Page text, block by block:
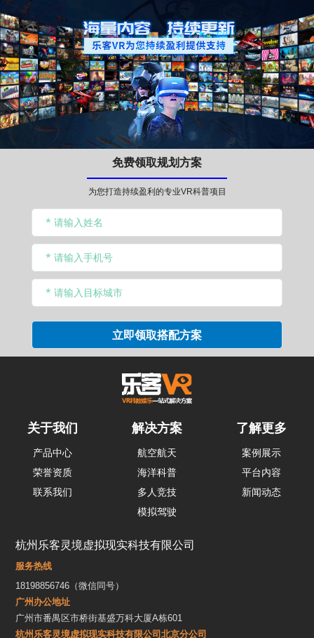
免费领取规划方案
为您打造持续盈利的专业VR科普项目
关于我们
产品中心
荣誉资质
联系我们
解决方案
航空航天
海洋科普
多人竞技
模拟驾驶
了解更多
案例展示
平台内容
新闻动态
杭州乐客灵境虚拟现实科技有限公司
服务热线
18198856746（微信同号）
广州办公地址
广州市番禺区市桥街基盛万科大厦A栋601
杭州乐客灵境虚拟现实科技有限公司北京分公司